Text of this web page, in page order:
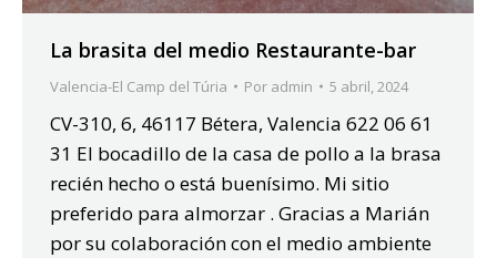
La brasita del medio Restaurante-bar
Valencia-El Camp del Túria Por admin 5 abril, 2024
CV-310, 6, 46117 Bétera, Valencia 622 06 61
31 El bocadillo de la casa de pollo a la brasa
recién hecho o está buenísimo. Mi sitio
preferido para almorzar . Gracias a Marián
por su colaboración con el medio ambiente